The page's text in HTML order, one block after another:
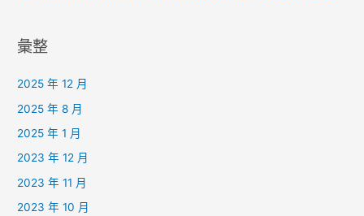
彙整
2025 年 12 月
2025 年 8 月
2025 年 1 月
2023 年 12 月
2023 年 11 月
2023 年 10 月